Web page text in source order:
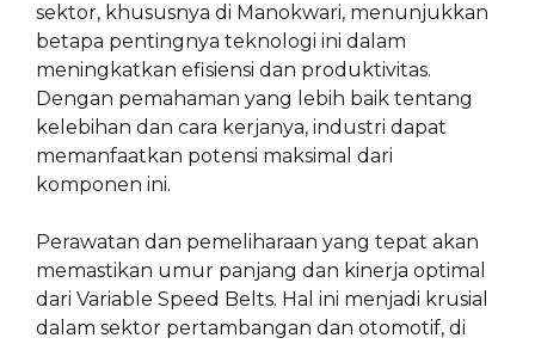
sektor, khususnya di Manokwari, menunjukkan
betapa pentingnya teknologi ini dalam
meningkatkan efisiensi dan produktivitas.
Dengan pemahaman yang lebih baik tentang
kelebihan dan cara kerjanya, industri dapat
memanfaatkan potensi maksimal dari
komponen ini.
Perawatan dan pemeliharaan yang tepat akan
memastikan umur panjang dan kinerja optimal
dari Variable Speed Belts. Hal ini menjadi krusial
dalam sektor pertambangan dan otomotif, di